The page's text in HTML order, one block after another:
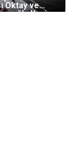
Oktay ve
Yeni